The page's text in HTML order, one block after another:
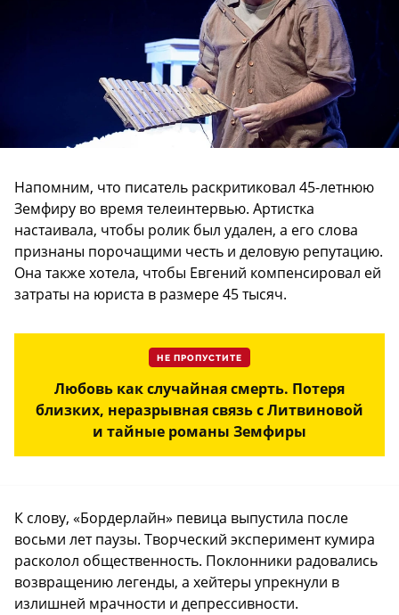
Напомним, что писатель раскритиковал 45-летнюю
Земфиру во время телеинтервью. Артистка
настаивала, чтобы ролик был удален, а его слова
признаны порочащими честь и деловую репутацию.
Она также хотела, чтобы Евгений компенсировал ей
затраты на юриста в размере 45 тысяч.
НЕ ПРОПУСТИТЕ
Любовь как случайная смерть. Потеря
близких, неразрывная связь с Литвиновой
и тайные романы Земфиры
К слову, «Бордерлайн» певица выпустила после
восьми лет паузы. Творческий эксперимент кумира
расколол общественность. Поклонники радовались
возвращению легенды, а хейтеры упрекнули в
излишней мрачности и депрессивности.